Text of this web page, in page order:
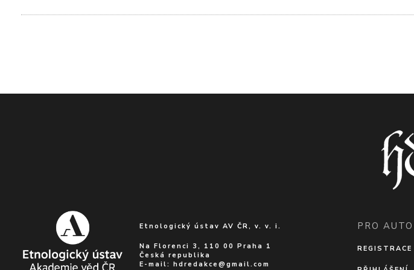
Etnologický ústav AV ČR, v. v. i.
Na Florenci 3, 110 00 Praha 1
Česká republika
E-mail: hdredakce@gmail.com
PRO
REGISTRACE